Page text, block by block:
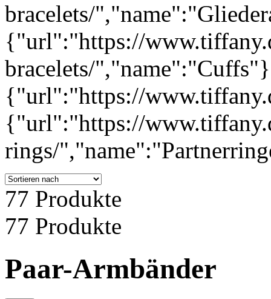
bracelets/
{"url":"https://
bracelets/
{"url":"https://
{"url":"https://
rings/
77 Produkte
77 Produkte
Paar-Armbänder